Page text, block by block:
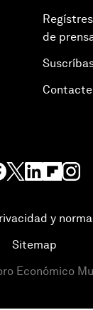
de
y
Sitemap
Económico